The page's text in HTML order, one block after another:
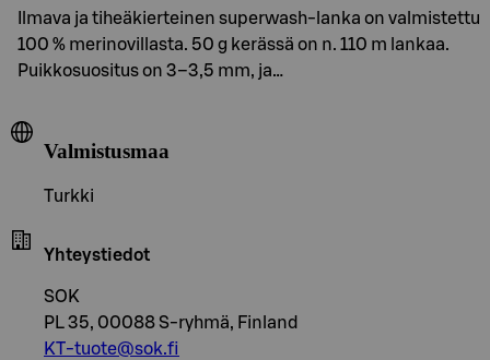
Ilmava ja tiheäkierteinen superwash-lanka on valmistettu
100 % merinovillasta. 50 g kerässä on n. 110 m lankaa.
Puikkosuositus on 3–3,5 mm, ja…
Valmistusmaa
Turkki
Yhteystiedot
SOK
PL 35, 00088 S-ryhmä, Finland
KT-tuote@sok.fi